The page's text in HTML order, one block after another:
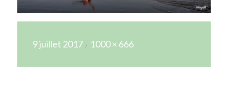
le
9 juillet 2017
réelle
1000 × 666